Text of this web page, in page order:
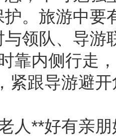
。旅游中要
领队、导游
靠内侧行走
紧跟导游避
人**好有亲